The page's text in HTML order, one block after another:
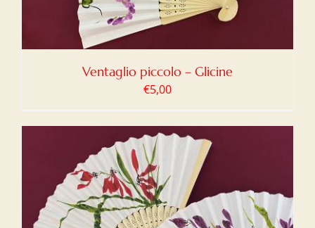
Ventaglio piccolo – Glicine
€5,00